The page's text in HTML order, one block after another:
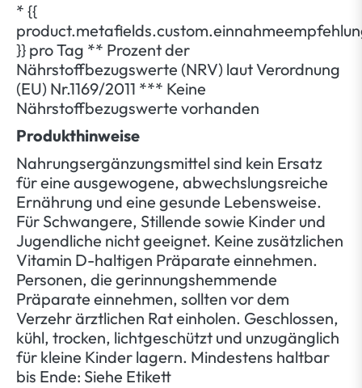
* {{
}} pro Tag ** Prozent der
Nährstoffbezugswerte (NRV) laut Verordnung
(EU) Nr.1169/2011 *** Keine
Nährstoffbezugswerte vorhanden
Produkthinweise
Nahrungsergänzungsmittel sind kein Ersatz
für eine ausgewogene, abwechslungsreiche
Ernährung und eine gesunde Lebensweise.
Für Schwangere, Stillende sowie Kinder und
Jugendliche nicht geeignet. Keine zusätzlichen
Vitamin D-haltigen Präparate einnehmen.
Personen, die gerinnungshemmende
Präparate einnehmen, sollten vor dem
Verzehr ärztlichen Rat einholen. Geschlossen,
kühl, trocken, lichtgeschützt und unzugänglich
für kleine Kinder lagern. Mindestens haltbar
bis Ende: Siehe Etikett